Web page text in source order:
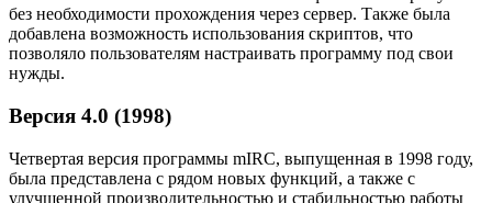
без необходимости прохождения через сервер. Также была
добавлена возможность использования скриптов, что
позволяло пользователям настраивать программу под свои
нужды.
Версия 4.0 (1998)
Четвертая версия программы mIRC, выпущенная в 1998 году,
была представлена с рядом новых функций, а также с
улучшенной производительностью и стабильностью работы